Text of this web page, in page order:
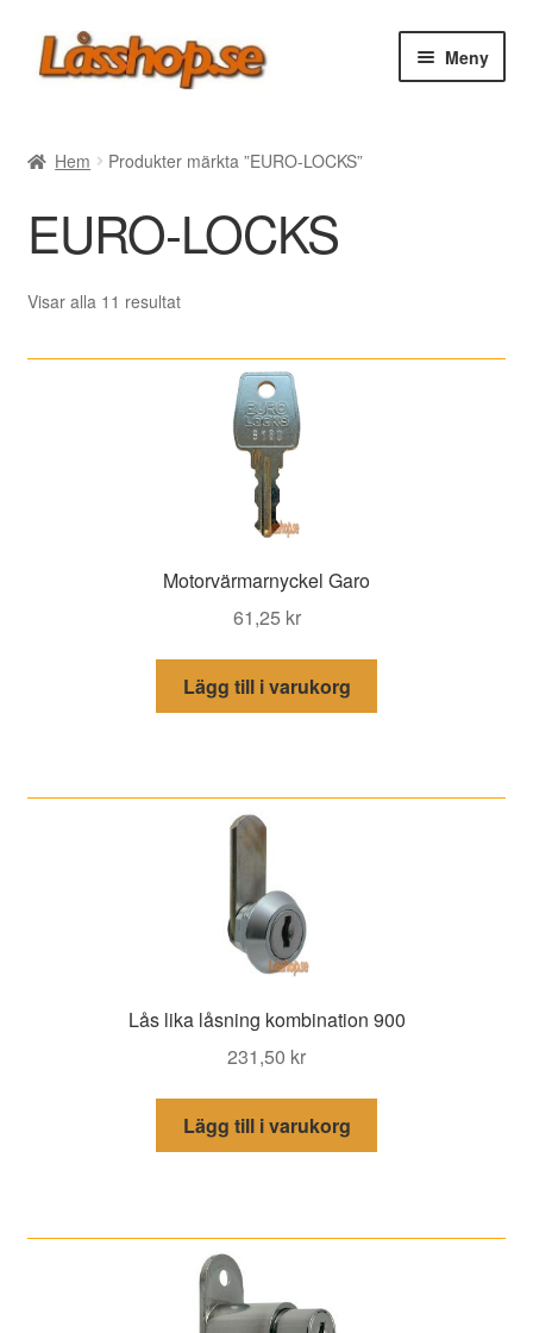
Hoppa
till
Hoppa
till
Meny
Hem Produkter märkta ”EURO-LOCKS”
EURO-LOCKS
Visar alla 11 resultatSortera
senaste
Motorvärmarnyckel Garo
61,25 kr
Lägg till i varukorg
Lås lika låsning kombination 900
231,50 kr
Lägg till i varukorg